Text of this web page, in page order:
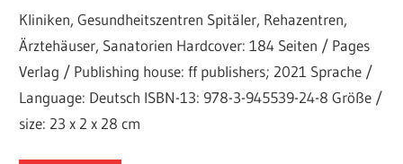
Kliniken, Gesundheitszentren Spitäler, Rehazentren,
Ärztehäuser, Sanatorien Hardcover: 184 Seiten / Pages
Verlag / Publishing house: ff publishers; 2021 Sprache /
Language: Deutsch ISBN-13: 978-3-945539-24-8 Größe /
size: 23 x 2 x 28 cm